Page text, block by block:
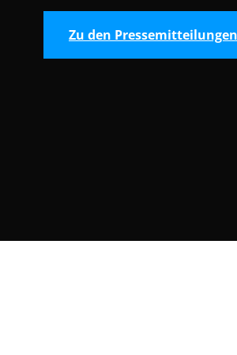
Zu den Pressemitteilungen
Consent Selection |